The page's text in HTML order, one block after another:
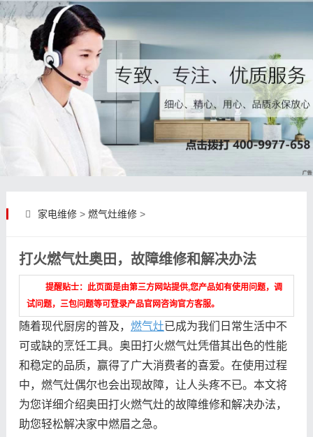
家电维修> 燃气灶维修>
打火燃气灶奥田，故障维修和解决办法
提醒贴士：此页面是由第三方网站提供,您产品如有使用问题，调
试问题，三包问题等可登录产品官网咨询官方客服。
随着现代厨房的普及， 燃气灶已成为我们日常生活中不
可或缺的烹饪工具。奥田打火燃气灶凭借其出色的性能
和稳定的品质，赢得了广大消费者的喜爱。在使用过程
中，燃气灶偶尔也会出现故障，让人头疼不已。本文将
为您详细介绍奥田打火燃气灶的故障维修和解决办法，
助您轻松解决家中燃眉之急。